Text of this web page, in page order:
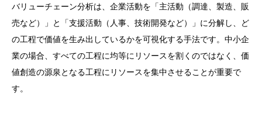
バリューチェーン分析は、企業活動を「主活動（調達、製造、販
売など）」と「支援活動（人事、技術開発など）」に分解し、ど
の工程で価値を生み出しているかを可視化する手法です。中小企
業の場合、すべての工程に均等にリソースを割くのではなく、価
値創造の源泉となる工程にリソースを集中させることが重要で
す。